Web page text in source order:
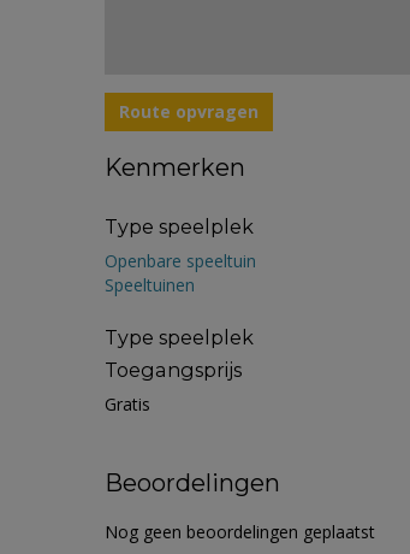
Route opvragen
Kenmerken
Type speelplek
Openbare speeltuin
Speeltuinen
Type speelplek
Toegangsprijs
Gratis
Beoordelingen
Nog geen beoordelingen geplaatst